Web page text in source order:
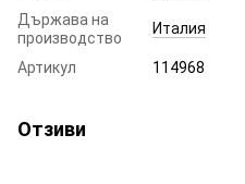
Държава на
производство
Италия
Артикул 114968
Отзиви